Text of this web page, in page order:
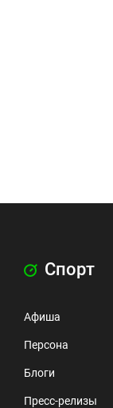
Спорт
Афиша
Персона
Блоги
Пресс-релизы